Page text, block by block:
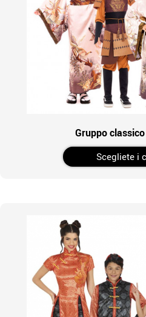
Gruppo
Scegliete i